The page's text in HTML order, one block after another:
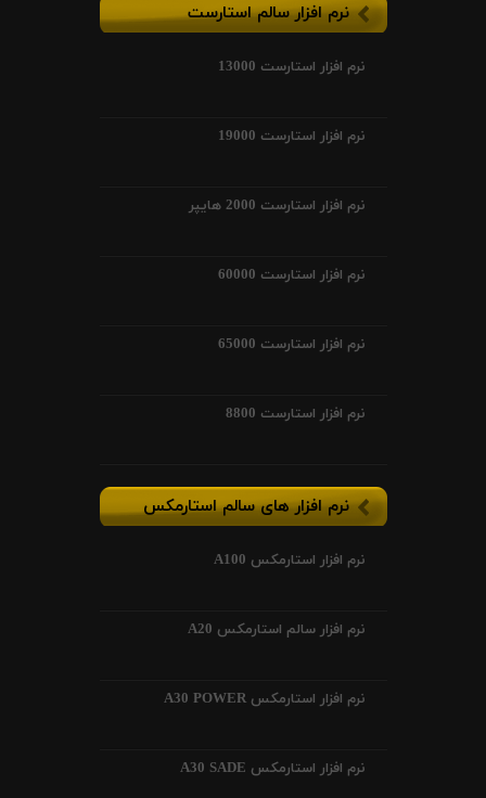
نرم افزار سالم استارست
نرم افزار استارست 13000
نرم افزار استارست 19000
نرم افزار استارست 2000 هایپر
نرم افزار استارست 60000
نرم افزار استارست 65000
نرم افزار استارست 8800
نرم افزار های سالم استارمکس
نرم افزار استارمکس A100
نرم افزار سالم استارمکس A20
نرم افزار استارمکس A30 POWER
نرم افزار استارمکس A30 SADE